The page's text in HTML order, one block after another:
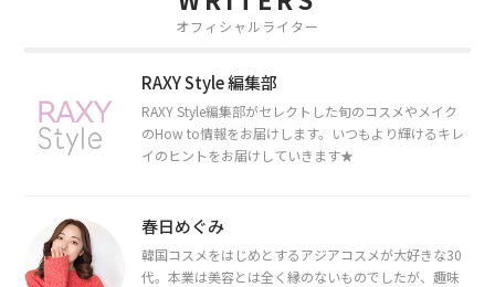
オフィシャルライター
RAXY Style 編集部
RAXY Style編集部がセレクトした旬のコスメやメイク
のHow to情報をお届けします。いつもより輝けるキレ
イのヒントをお届けしていきます★
春日めぐみ
韓国コスメをはじめとするアジアコスメが大好きな30
代。本業は美容とは全く縁のないものでしたが、趣味